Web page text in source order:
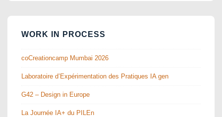
WORK IN PROCESS
coCreationcamp Mumbai 2026
Laboratoire d’Expérimentation des Pratiques IA gen
G42 – Design in Europe
La Journée IA+ du PILEn